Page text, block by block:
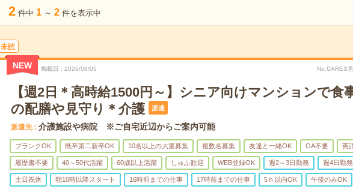
2 件中 1 ～ 2 件を表示中
未読
NEW 掲載日 2026/08/05 No.CARES
【週2日＊高時給1500円～】シニア向けマンションで食
の配膳や見守り＊介護
派遣
派遣先 介護施設や病院 ※ご自宅近辺からご案内可能
ブランクOK 既卒第二新卒OK 10名以上の大量募集 複数名募集 友達と一緒OK OA不要 英
履歴書不要 40～50代活躍 60歳以上活躍 しゅふ歓迎 WEB登録OK 週2～3日勤務 週4日勤務
土日祝休 朝10時以降スタート 16時前までの仕事 17時前までの仕事 5ｈ以内OK 午後のみOK